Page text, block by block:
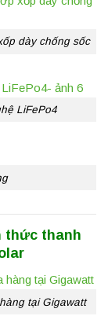
dày chống sốc
LiFePo4
thức thanh
tại Gigawatt